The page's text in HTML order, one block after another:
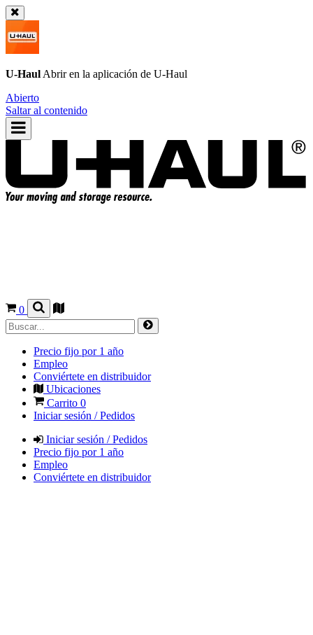
U-Haul Abrir en la aplicación de U-Haul
Abierto
Saltar al contenido
0
Precio fijo por 1 año
Empleo
Conviértete en distribuidor
Ubicaciones
Carrito 0
Iniciar sesión / Pedidos
Iniciar sesión / Pedidos
Precio fijo por 1 año
Empleo
Conviértete en distribuidor